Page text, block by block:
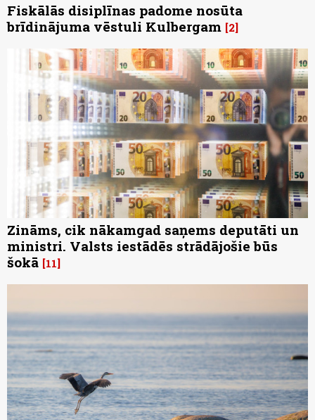
Fiskālās disiplīnas padome nosūta
brīdinājuma vēstuli Kulbergam 2
Zināms, cik nākamgad saņems deputāti un
ministri. Valsts iestādēs strādājošie būs
šokā 11